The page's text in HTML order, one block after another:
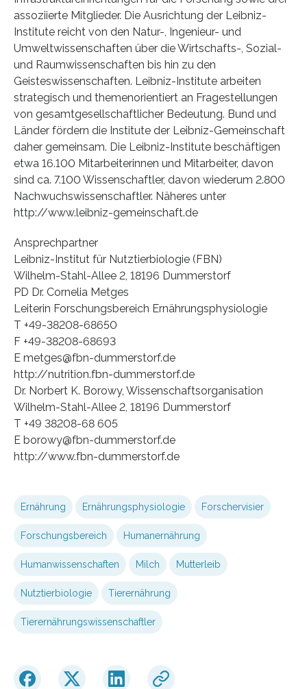
assoziierte Mitglieder. Die Ausrichtung der Leibniz-
Institute reicht von den Natur-, Ingenieur- und
Umweltwissenschaften über die Wirtschafts-, Sozial-
und Raumwissenschaften bis hin zu den
Geisteswissenschaften. Leibniz-Institute arbeiten
strategisch und themenorientiert an Fragestellungen
von gesamtgesellschaftlicher Bedeutung. Bund und
Länder fördern die Institute der Leibniz-Gemeinschaft
daher gemeinsam. Die Leibniz-Institute beschäftigen
etwa 16.100 Mitarbeiterinnen und Mitarbeiter, davon
sind ca. 7.100 Wissenschaftler, davon wiederum 2.800
Nachwuchswissenschaftler. Näheres unter
http://www.leibniz-gemeinschaft.de
Ansprechpartner
Leibniz-Institut für Nutztierbiologie (FBN)
Wilhelm-Stahl-Allee 2, 18196 Dummerstorf
PD Dr. Cornelia Metges
Leiterin Forschungsbereich Ernährungsphysiologie
T +49-38208-68650
F +49-38208-68693
E metges@fbn-dummerstorf.de
http://nutrition.fbn-dummerstorf.de
Dr. Norbert K. Borowy, Wissenschaftsorganisation
Wilhelm-Stahl-Allee 2, 18196 Dummerstorf
T +49 38208-68 605
E borowy@fbn-dummerstorf.de
http://www.fbn-dummerstorf.de
Ernährung Ernährungsphysiologie Forschervisier
Forschungsbereich Humanernährung
Humanwissenschaften Milch Mutterleib
Nutztierbiologie Tierernährung
Tierernährungswissenschaftler